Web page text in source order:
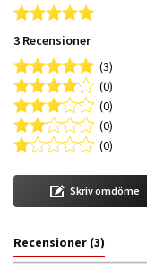
5.0 star
3 Recensioner
(3)
(0)
(0)
(0)
(0)
Skriv omdöme
Recensioner (3)